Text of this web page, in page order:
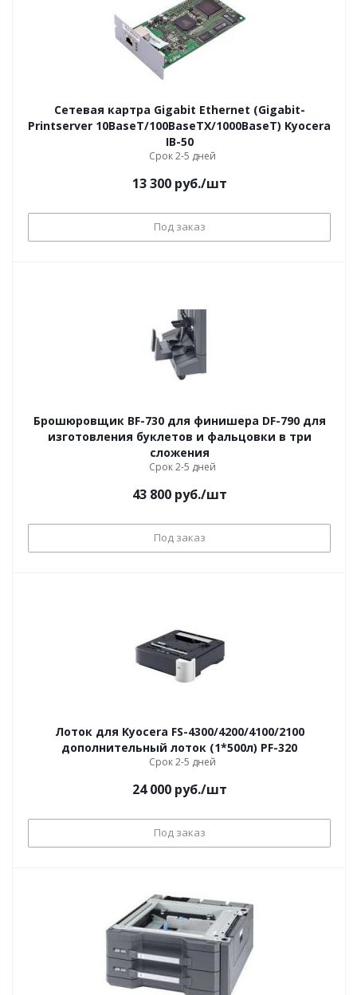
Сетевая картра Gigabit Ethernet (Gigabit-
Printserver 10BaseT/100BaseTX/1000BaseT) Kyocera
IB-50
Срок 2-5 дней
13 300руб./шт
Под заказ
Брошюровщик BF-730 для финишера DF-790 для
изготовления буклетов и фальцовки в три
сложения
Срок 2-5 дней
43 800руб./шт
Под заказ
Лоток для Kyocera FS-4300/4200/4100/2100
дополнительный лоток (1*500л) PF-320
Срок 2-5 дней
24 000руб./шт
Под заказ